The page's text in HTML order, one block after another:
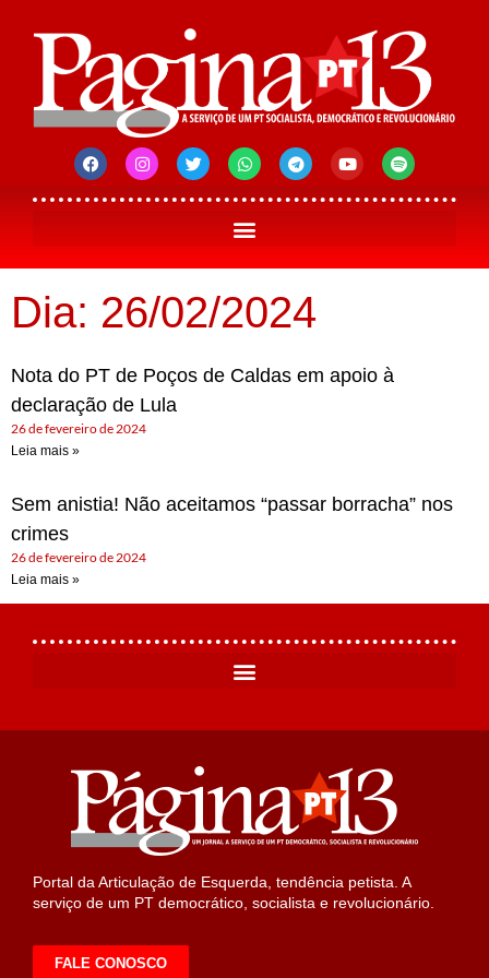
Dia: 26/02/2024
Nota do PT de Poços de Caldas em apoio à
declaração de Lula
26 de fevereiro de 2024
Leia mais »
Sem anistia! Não aceitamos “passar borracha” nos
crimes
26 de fevereiro de 2024
Leia mais »
Portal da Articulação de Esquerda, tendência petista. A
serviço de um PT democrático, socialista e revolucionário.
FALE CONOSCO